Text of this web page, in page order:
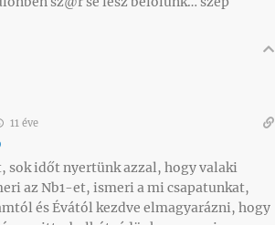
11 éve
sok időt nyertünk azzal, hogy valaki
az Nb1-et, ismeri a mi csapatunkat,
és Évától kezdve elmagyarázni, hogy